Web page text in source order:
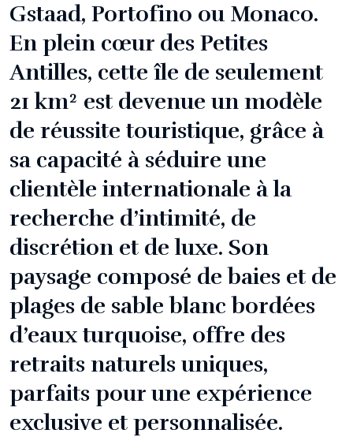
Gstaad, Portofino ou Monaco.
En plein cœur des Petites
Antilles, cette île de seulement
21 km² est devenue un modèle
de réussite touristique, grâce à
sa capacité à séduire une
clientèle internationale à la
recherche d’intimité, de
discrétion et de luxe. Son
paysage composé de baies et de
plages de sable blanc bordées
d’eaux turquoise, offre des
retraits naturels uniques,
parfaits pour une expérience
exclusive et personnalisée.